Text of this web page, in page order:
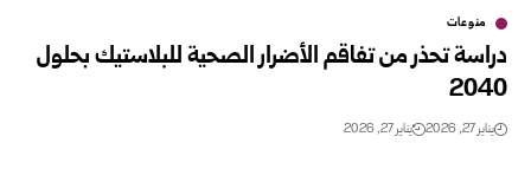
منوعات
دراسة تحذر من تفاقم الأضرار الصحية للبلاستيك بحلول
2040
يناير 27, 2026 يناير 27, 2026